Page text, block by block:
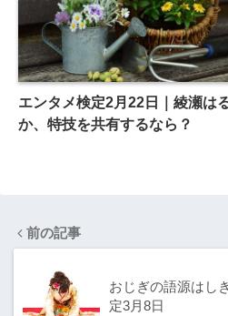
エンタメ検定2月22日｜綾瀬は
か、特技を共有するなら？
前の記事
おじぎの語源はし
定3月8日